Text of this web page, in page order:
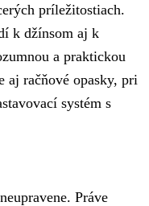
príležitostiach.
k džínsom aj k
a praktickou
aj račňové opasky, pri
systém s
Práve